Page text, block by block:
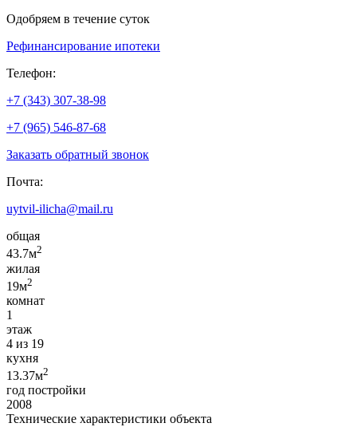
Одобряем в течение суток
Рефинансирование ипотеки
Телефон:
+7 (343) 307-38-98
+7 (965) 546-87-68
Заказать обратный звонок
Почта:
uytvil-ilicha@mail.ru
общая
43.7м2
жилая
19м2
комнат
1
этаж
4 из 19
кухня
13.37м2
год постройки
2008
Технические характеристики объекта